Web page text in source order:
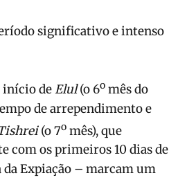
significativo e intenso
início deElul(o 6o mês do
de arrependimento e
(o 7o mês), que
com os primeiros 10 dias de
da Expiação – marcam um